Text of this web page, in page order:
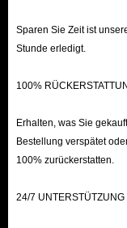
Sparen Sie Zeit ist
Stunde erledigt.
100%
Erhalten, was Sie
Bestellung verspätet
100% zurückerstatten.
24/7 UNTERSTÜTZUNG